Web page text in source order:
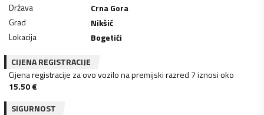
Država
Crna Gora
Grad
Nikšić
Lokacija
Bogetići
CIJENA REGISTRACIJE
Cijena registracije za ovo vozilo na premijski razred 7 iznosi oko
15.50€
SIGURNOST